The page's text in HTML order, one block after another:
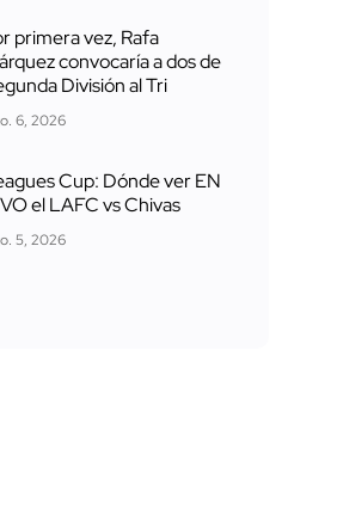
primera vez, Rafa
convocaría a dos de
División al Tri
6, 2026
Cup: Dónde ver EN
el LAFC vs Chivas
5, 2026